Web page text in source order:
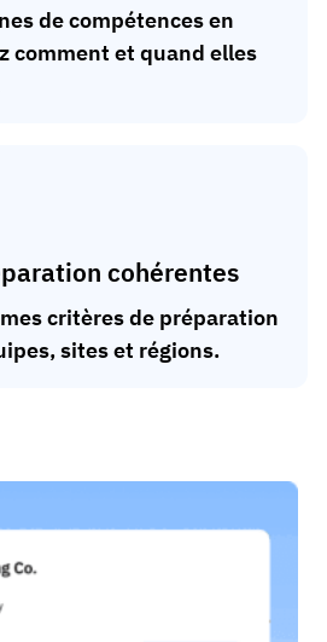
de compétences en
comment et quand elles
cohérentes
critères de préparation
sites et régions.